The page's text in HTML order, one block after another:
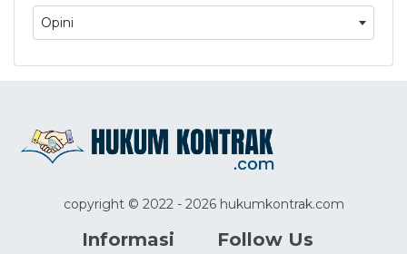
Opini
copyright © 2022 - 2026 hukumkontrak.com
Informasi Follow Us